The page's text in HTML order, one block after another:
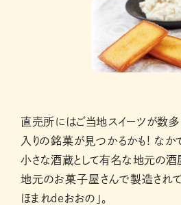
直売所にはご当地スイーツが数多
入りの銘菓が見つかるかも! なか
小さな酒蔵として有名な地元の酒
地元のお菓子屋さんで製造されて
ほまれdeおおの」。